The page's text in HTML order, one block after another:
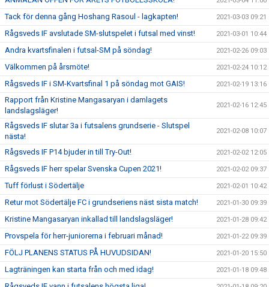
Tack för denna gång Hoshang Rasoul - lagkapten! 2021-03-03 09:21
Rågsveds IF avslutade SM-slutspelet i futsal med vinst! 2021-03-01 10:44
Andra kvartsfinalen i futsal-SM på söndag! 2021-02-26 09:03
Välkommen på årsmöte! 2021-02-24 10:12
Rågsveds IF i SM-Kvartsfinal 1 på söndag mot GAIS! 2021-02-19 13:16
Rapport från Kristine Mangasaryan i damlagets
landslagsläger!
2021-02-16 12:45
Rågsveds IF slutar 3a i futsalens grundserie - Slutspel
nästa!
2021-02-08 10:07
Rågsveds IF P14 bjuder in till Try-Out! 2021-02-02 12:05
Rågsveds IF herr spelar Svenska Cupen 2021! 2021-02-02 09:37
Tuff förlust i Södertälje 2021-02-01 10:42
Retur mot Södertälje FC i grundseriens näst sista match! 2021-01-30 09:39
Kristine Mangasaryan inkallad till landslagsläger! 2021-01-28 09:42
Provspela för herr-juniorerna i februari månad! 2021-01-22 09:39
FÖLJ PLANENS STATUS PÅ HUVUDSIDAN! 2021-01-20 15:50
Lagträningen kan starta från och med idag! 2021-01-18 09:48